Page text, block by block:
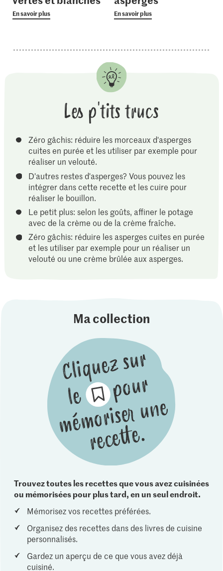
En savoir plus En savoir plus
Les p'tits trucs
Zéro gâchis: réduire les morceaux d'asperges
cuites en purée et les utiliser par exemple pour
réaliser un velouté.
D'autres restes d'asperges? Vous pouvez les
intégrer dans cette recette et les cuire pour
réaliser le bouillon.
Le petit plus: selon les goûts, affiner le potage
avec de la crème ou de la crème fraîche.
Zéro gâchis: réduire les asperges cuites en purée
et les utiliser par exemple pour un réaliser un
velouté ou une crème brûlée aux asperges.
Ma collection
Trouvez toutes les recettes que vous avez cuisinées
ou mémorisées pour plus tard, en un seul endroit.
Mémorisez vos recettes préférées.
Organisez des recettes dans des livres de cuisine
personnalisés.
Gardez un aperçu de ce que vous avez déjà
cuisiné.